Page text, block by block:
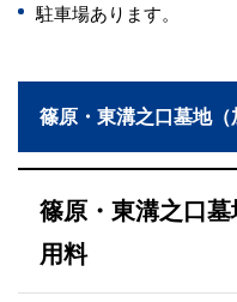
駐車場あります。
篠原・東溝之口墓地
篠原・東溝之口
用料